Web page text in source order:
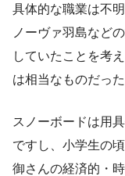
具体的な職業は不
ノーヴァ羽島など
していたことを考
は相当なものだっ
スノーボードは用
ですし、小学生の
御さんの経済的・